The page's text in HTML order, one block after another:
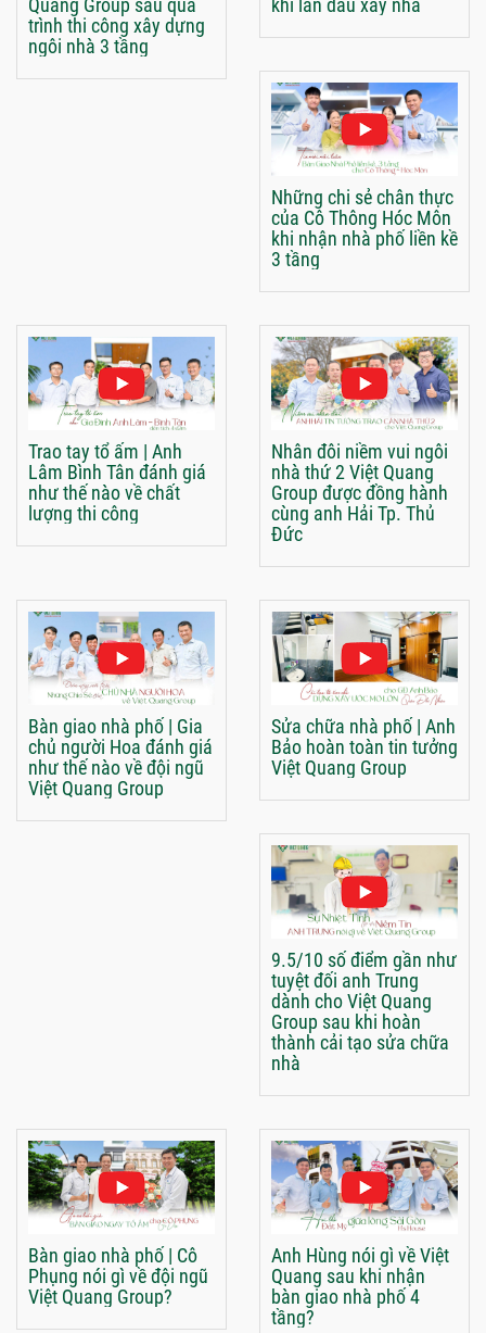
trình thi công xây dựng
ngôi nhà 3 tầng
Những chi sẻ chân thực
của Cô Thông Hóc Môn
khi nhận nhà phố liền kề
3 tầng
Trao tay tổ ấm | Anh
Lâm Bình Tân đánh giá
như thế nào về chất
lượng thi công
Nhân đôi niềm vui ngôi
nhà thứ 2 Việt Quang
Group được đồng hành
cùng anh Hải Tp. Thủ
Đức
Bàn giao nhà phố | Gia
chủ người Hoa đánh giá
như thế nào về đội ngũ
Việt Quang Group
Sửa chữa nhà phố | Anh
Bảo hoàn toàn tin tưởng
Việt Quang Group
9.5/10 số điểm gần như
tuyệt đối anh Trung
dành cho Việt Quang
Group sau khi hoàn
thành cải tạo sửa chữa
nhà
Bàn giao nhà phố | Cô
Phụng nói gì về đội ngũ
Việt Quang Group?
Anh Hùng nói gì về Việt
Quang sau khi nhận
bàn giao nhà phố 4
tầng?